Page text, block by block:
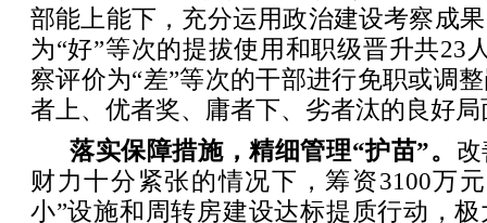
部能上能下，充分运用政治建设考察成
为“好”等次的提拔使用和职级晋升共23
察评价为“差”等次的干部进行免职或调
者上、优者奖、庸者下、劣者汰的良好局
落实保障措施，精细管理“护苗”。
财力十分紧张的情况下，筹资3100万
小”设施和周转房建设达标提质行动，